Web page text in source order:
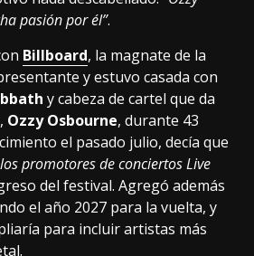
pasión por él”.
Billboard, la magnate de la
y estuvo casada con
y cabeza de cartel que da
, Ozzy Osbourne, durante 43
el pasado julio, decía que
promotores de conciertos Live
del festival. Agregó además
el año 2027 para la vuelta, y
para incluir artistas más